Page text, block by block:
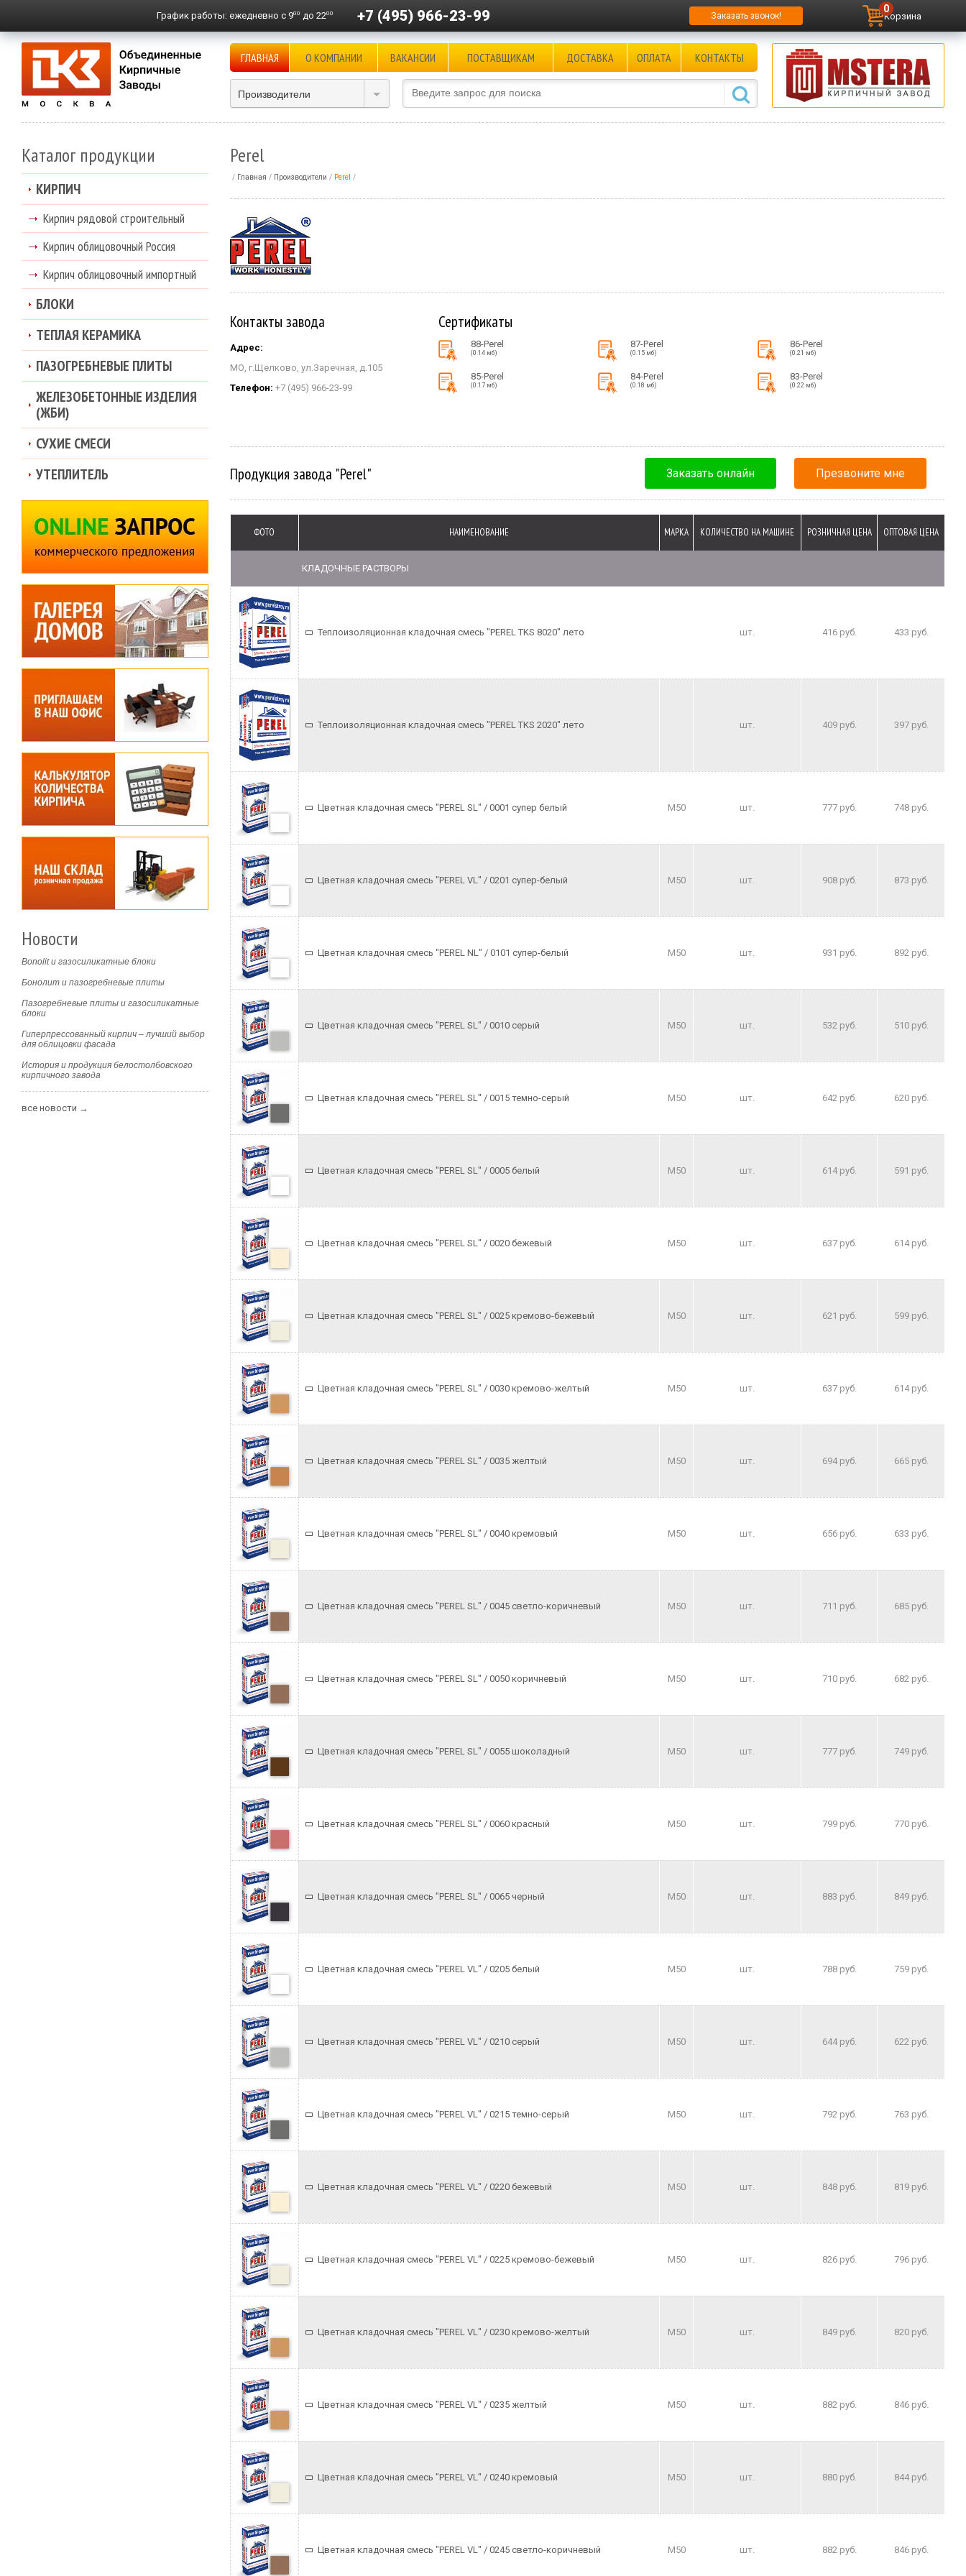
График работы: ежедневно с 900 до 2200 +7 (495) 966-23-99 Заказать звонок! Корзина
0
ГЛАВНАЯ О КОМПАНИИ ВАКАНСИИ ПОСТАВЩИКАМ ДОСТАВКА ОПЛАТА КОНТАКТЫ
Производители
Perel
Главная Производители Perel
Контакты завода
Адрес:
МО, г.Щелково, ул.Заречная, д.105
Телефон: +7 (495) 966-23-99
Сертификаты
88-Perel
(0.14 мб)
87-Perel
(0.15 мб)
86-Perel
(0.21 мб)
85-Perel
(0.17 мб)
84-Perel
(0.18 мб)
83-Perel
(0.22 мб)
Продукция завода "Perel" Презвоните мне
Заказать онлайн
ФОТО НАИМЕНОВАНИЕ МАРКА КОЛИЧЕСТВО НА МАШИНЕ РОЗНИЧНАЯ ЦЕНА ОПТОВАЯ ЦЕНА
КЛАДОЧНЫЕ РАСТВОРЫ
Теплоизоляционная кладочная смесь "PEREL TKS 8020" лето шт. 416 руб. 433 руб.
Теплоизоляционная кладочная смесь "PEREL TKS 2020" лето шт. 409 руб. 397 руб.
Цветная кладочная смесь "PEREL SL" / 0001 супер белый M50 шт. 777 руб. 748 руб.
Цветная кладочная смесь "PEREL VL" / 0201 супер-белый M50 шт. 908 руб. 873 руб.
Цветная кладочная смесь "PEREL NL" / 0101 супер-белый M50 шт. 931 руб. 892 руб.
Цветная кладочная смесь "PEREL SL" / 0010 серый M50 шт. 532 руб. 510 руб.
Цветная кладочная смесь "PEREL SL" / 0015 темно-серый M50 шт. 642 руб. 620 руб.
Цветная кладочная смесь "PEREL SL" / 0005 белый M50 шт. 614 руб. 591 руб.
Цветная кладочная смесь "PEREL SL" / 0020 бежевый M50 шт. 637 руб. 614 руб.
Цветная кладочная смесь "PEREL SL" / 0025 кремово-бежевый M50 шт. 621 руб. 599 руб.
Цветная кладочная смесь "PEREL SL" / 0030 кремово-желтый M50 шт. 637 руб. 614 руб.
Цветная кладочная смесь "PEREL SL" / 0035 желтый M50 шт. 694 руб. 665 руб.
Цветная кладочная смесь "PEREL SL" / 0040 кремовый M50 шт. 656 руб. 633 руб.
Цветная кладочная смесь "PEREL SL" / 0045 светло-коричневый M50 шт. 711 руб. 685 руб.
Цветная кладочная смесь "PEREL SL" / 0050 коричневый M50 шт. 710 руб. 682 руб.
Цветная кладочная смесь "PEREL SL" / 0055 шоколадный M50 шт. 777 руб. 749 руб.
Цветная кладочная смесь "PEREL SL" / 0060 красный M50 шт. 799 руб. 770 руб.
Цветная кладочная смесь "PEREL SL" / 0065 черный M50 шт. 883 руб. 849 руб.
Цветная кладочная смесь "PEREL VL" / 0205 белый M50 шт. 788 руб. 759 руб.
Цветная кладочная смесь "PEREL VL" / 0210 серый M50 шт. 644 руб. 622 руб.
Цветная кладочная смесь "PEREL VL" / 0215 темно-серый M50 шт. 792 руб. 763 руб.
Цветная кладочная смесь "PEREL VL" / 0220 бежевый M50 шт. 848 руб. 819 руб.
Цветная кладочная смесь "PEREL VL" / 0225 кремово-бежевый M50 шт. 826 руб. 796 руб.
Цветная кладочная смесь "PEREL VL" / 0230 кремово-желтый M50 шт. 849 руб. 820 руб.
Цветная кладочная смесь "PEREL VL" / 0235 желтый M50 шт. 882 руб. 846 руб.
Цветная кладочная смесь "PEREL VL" / 0240 кремовый M50 шт. 880 руб. 844 руб.
Цветная кладочная смесь "PEREL VL" / 0245 светло-коричневый M50 шт. 882 руб. 846 руб.
Каталог продукции
КИРПИЧ
Кирпич рядовой строительный
Кирпич облицовочный Россия
Кирпич облицовочный импортный
БЛОКИ
ТЕПЛАЯ КЕРАМИКА
ПАЗОГРЕБНЕВЫЕ ПЛИТЫ
ЖЕЛЕЗОБЕТОННЫЕ ИЗДЕЛИЯ
(ЖБИ)
СУХИЕ СМЕСИ
УТЕПЛИТЕЛЬ
Новости
Bonolit и газосиликатные блоки
Бонолит и пазогребневые плиты
Пазогребневые плиты и газосиликатные
блоки
Гиперпрессованный кирпич – лучший выбор
для облицовки фасада
История и продукция белостолбовского
кирпичного завода
все новости →